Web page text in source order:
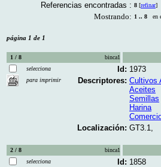
Referencias encontradas : 8 [refinar]
Mostrando: 1 .. 8 en
página 1 de 1
1 / 8
binca1
selecciona
para imprimir
Id: 1973
Descriptores: Cultivos
Aceites
Semillas
Harina
Localización: GT3.1,
2 / 8
binca1
selecciona
Id: 1858